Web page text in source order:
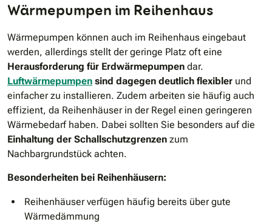
Wärmepumpen im Reihenhaus
Wärmepumpen können auch im Reihenhaus eingebaut
werden, allerdings stellt der geringe Platz oft eine
Herausforderung für Erdwärmepumpen dar.
Luftwärmepumpen sind dagegen deutlich flexibler und
einfacher zu installieren. Zudem arbeiten sie häufig auch
effizient, da Reihenhäuser in der Regel einen geringeren
Wärmebedarf haben. Dabei sollten Sie besonders auf die
Einhaltung der Schallschutzgrenzen zum
Nachbargrundstück achten.
Besonderheiten bei Reihenhäusern:
Reihenhäuser verfügen häufig bereits über gute
Wärmedämmung